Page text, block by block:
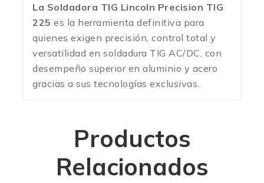
La Soldadora TIG Lincoln Precision TIG
225 es la herramienta definitiva para
quienes exigen precisión, control total y
versatilidad en soldadura TIG AC/DC, con
desempeño superior en aluminio y acero
gracias a sus tecnologías exclusivas.
Productos
Relacionados